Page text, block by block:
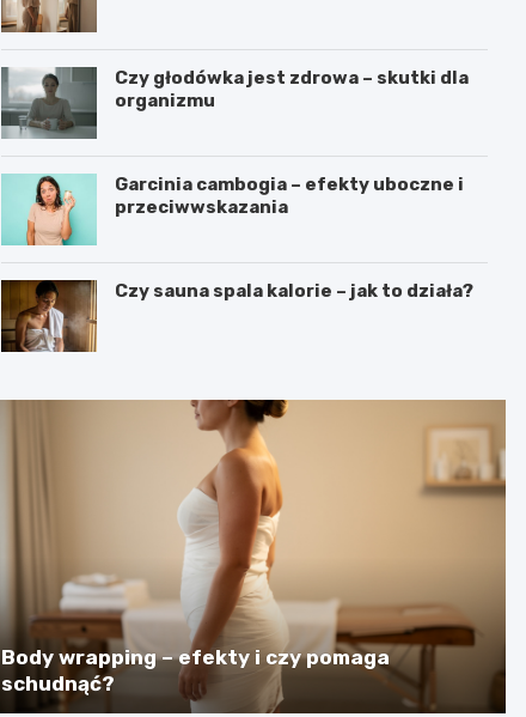
Czy głodówka jest zdrowa – skutki dla
organizmu
Garcinia cambogia – efekty uboczne i
przeciwwskazania
Czy sauna spala kalorie – jak to działa?
Body wrapping – efekty i czy pomaga
schudnąć?